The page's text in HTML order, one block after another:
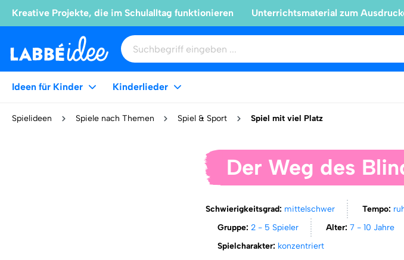
Kreative Projekte, die im Schulalltag funktionieren Unterrichtsmaterial zum
Ideen für Kinder Kinderlieder
Spielideen Spiele nach Themen Spiel & Sport Spiel mit viel Platz
Der Weg des
Schwierigkeitsgrad: mittelschwer Tempo:
Gruppe:2 - 5 Spieler Alter:7 - 10 Jahre
Spielcharakter: konzentriert